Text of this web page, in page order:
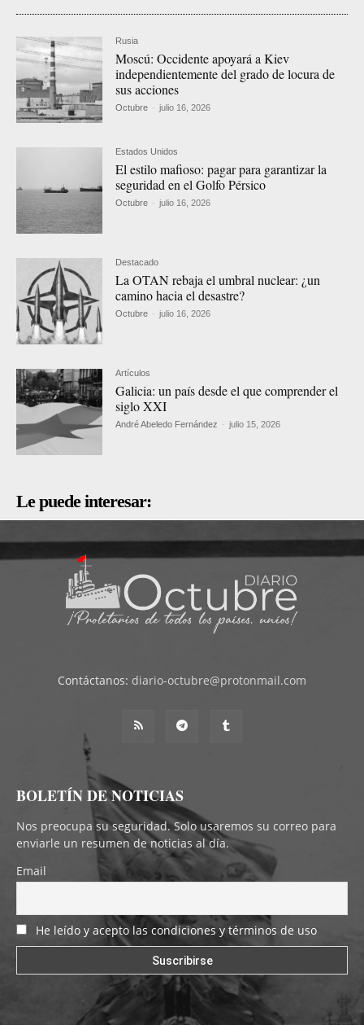
Rusia
Moscú: Occidente apoyará a Kiev
independientemente del grado de locura de
sus acciones
Octubre - julio 16, 2026
Estados Unidos
El estilo mafioso: pagar para garantizar la
seguridad en el Golfo Pérsico
Octubre - julio 16, 2026
Destacado
La OTAN rebaja el umbral nuclear: ¿un
camino hacia el desastre?
Octubre - julio 16, 2026
Artículos
Galicia: un país desde el que comprender el
siglo XXI
André Abeledo Fernández - julio 15, 2026
Le puede interesar:
Contáctanos: diario-octubre@protonmail.com
BOLETÍN DE NOTICIAS
Nos preocupa su seguridad. Solo usaremos su correo para
enviarle un resumen de noticias al día.
Email
He leído y acepto las condiciones y términos de uso